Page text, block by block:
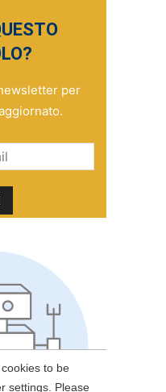
per